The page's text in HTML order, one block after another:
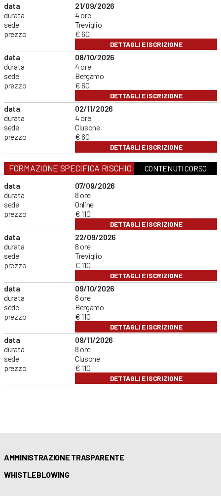
data
durata
sede
prezzo
21/09/2026
4 ore
Treviglio
€ 60
DETTAGLI E ISCRIZIONE
data
durata
sede
prezzo
08/10/2026
4 ore
Bergamo
€ 60
DETTAGLI E ISCRIZIONE
data
durata
sede
prezzo
02/11/2026
4 ore
Clusone
€ 60
DETTAGLI E ISCRIZIONE
FORMAZIONE SPECIFICA RISCHIO MEDIOCONTENUTI CORSO
data
durata
sede
prezzo
07/09/2026
8 ore
Online
€ 110
DETTAGLI E ISCRIZIONE
data
durata
sede
prezzo
22/09/2026
8 ore
Treviglio
€ 110
DETTAGLI E ISCRIZIONE
data
durata
sede
prezzo
09/10/2026
8 ore
Bergamo
€ 110
DETTAGLI E ISCRIZIONE
data
durata
sede
prezzo
09/11/2026
8 ore
Clusone
€ 110
DETTAGLI E ISCRIZIONE
AMMINISTRAZIONE TRASPARENTE
WHISTLEBLOWING